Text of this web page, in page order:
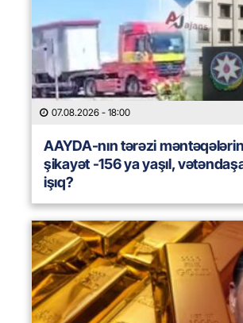
07.08.2026 - 18:00
AAYDA-nın tərəzi
şikayət -156 ya yaşıl, vətəndaşa
işıq?